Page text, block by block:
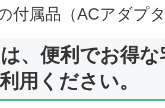
付属品（ACアダプ
、便利でお得
用ください。